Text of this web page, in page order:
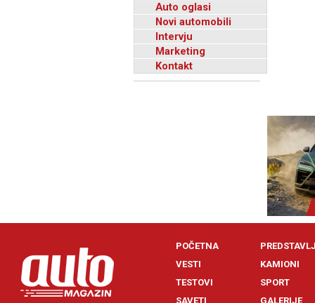
Auto oglasi
Novi automobili
Intervju
Marketing
Kontakt
POČETNA
VESTI
TESTOVI
SAVETI
KAMIONI
SPORT
GALERIJE